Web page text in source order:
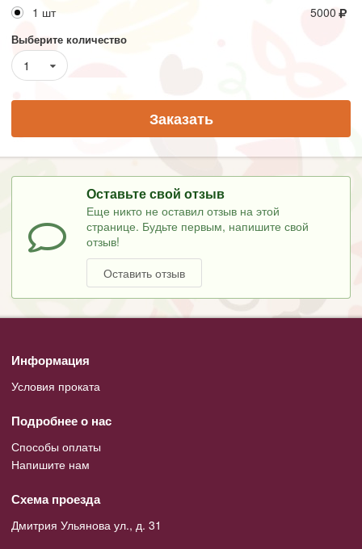
1 шт 5000
Выберите количество
1
Заказать
Оставьте свой отзыв
Еще никто не оставил отзыв на этой
странице. Будьте первым, напишите свой
отзыв!
Оставить отзыв
Информация
Условия проката
Подробнее о нас
Способы оплаты
Напишите нам
Схема проезда
Дмитрия Ульянова ул., д. 31